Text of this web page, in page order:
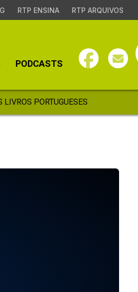
RTP ENSINA RTP ARQUIVOS
PODCASTS
LIVROS PORTUGUESES